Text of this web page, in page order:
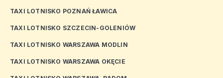
TAXI LOTNISKO POZNAŃ ŁAWICA
TAXI LOTNISKO SZCZECIN-GOLENIÓW
TAXI LOTNISKO WARSZAWA MODLIN
TAXI LOTNISKO WARSZAWA OKĘCIE